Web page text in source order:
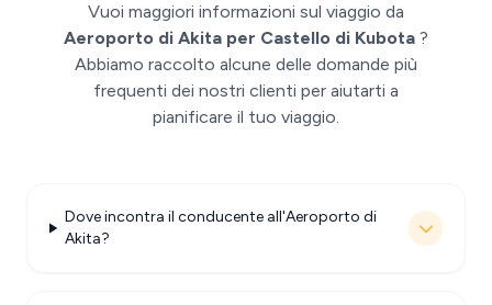
Vuoi maggiori informazioni sul viaggio da
Aeroporto di Akita per Castello di Kubota ?
Abbiamo raccolto alcune delle domande più
frequenti dei nostri clienti per aiutarti a
pianificare il tuo viaggio.
Dove incontra il conducente all'Aeroporto di
Akita?